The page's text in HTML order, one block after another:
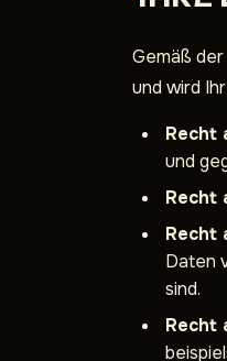
Gemäß
und wird
Recht
und
Recht
Recht
Daten
sind.
Recht